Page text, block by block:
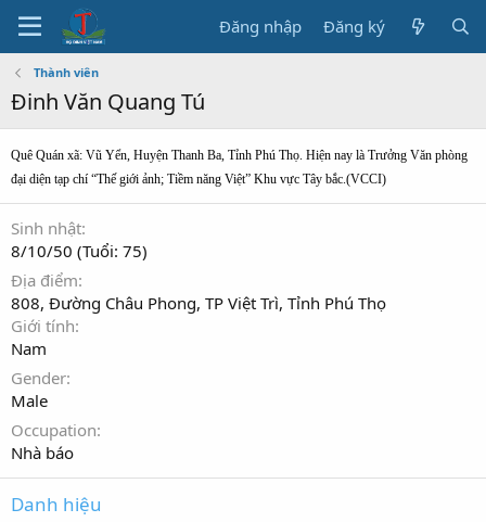
Đăng nhập Đăng ký
Thành viên
Đinh Văn Quang Tú
Quê Quán xã: Vũ Yển, Huyện Thanh Ba, Tỉnh Phú Thọ. Hiện nay là Trưởng Văn phòng
đại diện tạp chí “Thế giới ảnh; Tiềm năng Việt” Khu vực Tây bắc.(VCCI)
Sinh nhật
8/10/50 (Tuổi: 75)
Địa điểm
808, Đường Châu Phong, TP Việt Trì, Tỉnh Phú Thọ
Giới tính
Nam
Gender
Male
Occupation
Nhà báo
Danh hiệu